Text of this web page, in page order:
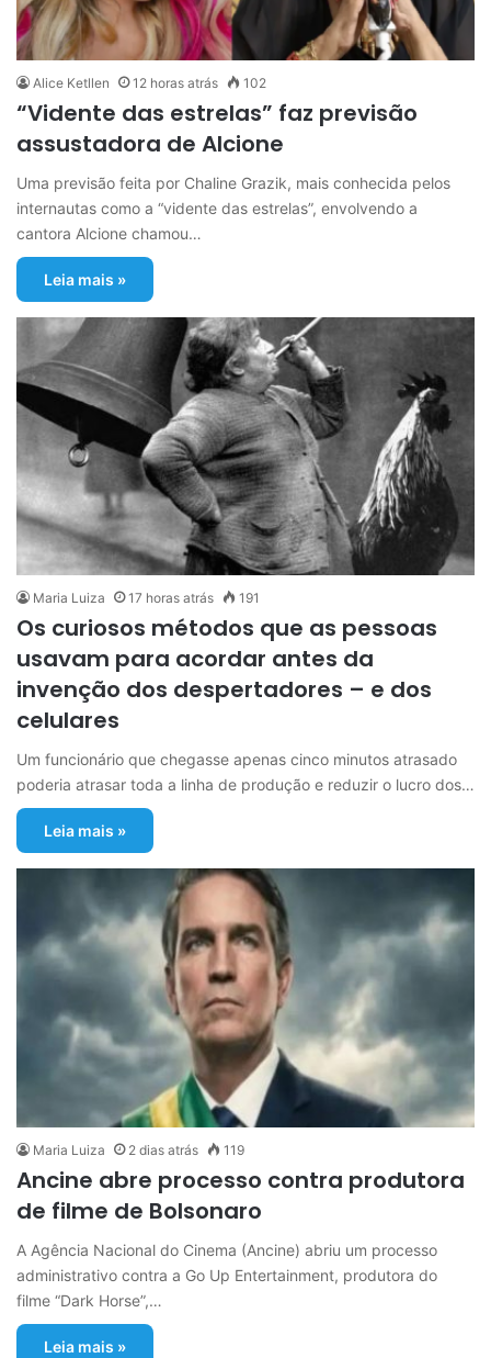
Alice Ketllen 12 horas atrás 102
“Vidente das estrelas” faz previsão
assustadora de Alcione
Uma previsão feita por Chaline Grazik, mais conhecida pelos
internautas como a “vidente das estrelas”, envolvendo a
cantora Alcione chamou…
Leia mais »
Maria Luiza 17 horas atrás 191
Os curiosos métodos que as pessoas
usavam para acordar antes da
invenção dos despertadores – e dos
celulares
Um funcionário que chegasse apenas cinco minutos atrasado
poderia atrasar toda a linha de produção e reduzir o lucro dos…
Leia mais »
Maria Luiza 2 dias atrás 119
Ancine abre processo contra produtora
de filme de Bolsonaro
A Agência Nacional do Cinema (Ancine) abriu um processo
administrativo contra a Go Up Entertainment, produtora do
filme “Dark Horse”,…
Leia mais »